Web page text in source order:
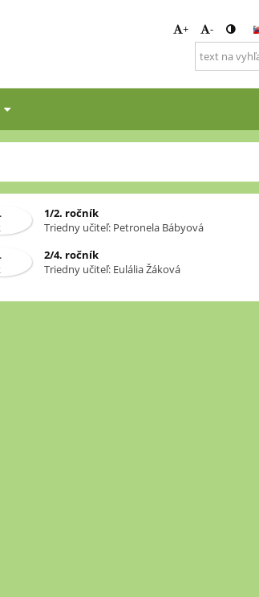
+ -
1/2. ročník
Triedny učiteľ: Petronela Bábyová
2/4. ročník
Triedny učiteľ: Eulália Žáková